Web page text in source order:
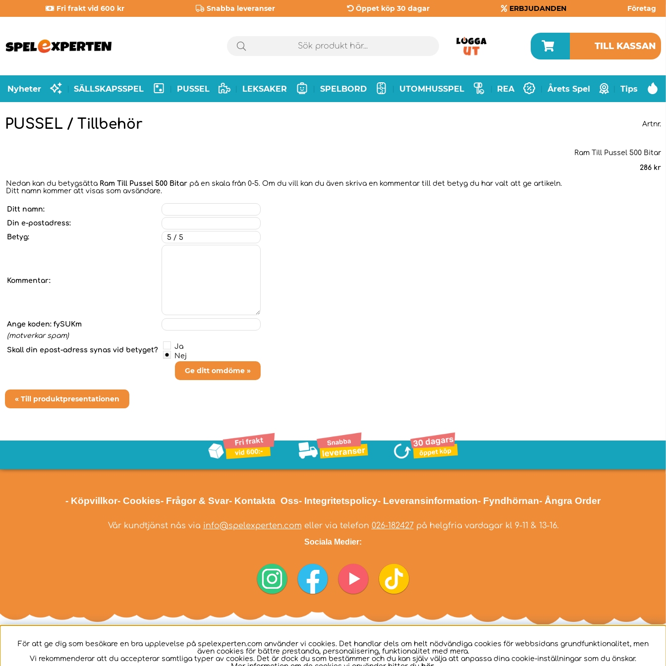
Fri frakt vid 600 kr Snabba leveranser Öppet köp 30 dagar ERBJUDANDEN Företag
TILL KASSAN
Nyheter SÄLLSKAPSSPEL PUSSEL LEKSAKER SPELBORD UTOMHUSSPEL REA Årets Spel Tips
PUSSEL / Tillbehör Artnr.
Ram Till Pussel 500 Bitar
286 kr
Nedan kan du betygsätta Ram Till Pussel 500 Bitar på en skala från 0-5. Om du vill kan du även skriva en kommentar till det betyg du har valt att ge artikeln.
Ditt namn kommer att visas som avsändare.
Ditt namn:
Din e-postadress:
Betyg:
Kommentar:
Ange koden: fySUKm
(motverkar spam)
Skall din epost-adress synas vid betyget?
Ja
Nej
Ge ditt omdöme »
« Till produktpresentationen
- Köpvillkor- Cookies- Frågor & Svar- Kontakta Oss- Integritetspolicy- Leveransinformation- Fyndhörnan- Ångra Order
Vår kundtjänst nås via info@spelexperten.com eller via telefon 026-182427på helgfria vardagar kl 9-11 & 13-16.
Sociala Medier:
För att ge dig som besökare en bra upplevelse på spelexperten.com använder vi cookies. Det handlar dels om helt nödvändiga cookies för webbsidans grundfunktionalitet, men
även cookies för bättre prestanda, personalisering, funktionalitet med mera.
Vi rekommenderar att du accepterar samtliga typer av cookies. Det är dock du som bestämmer och du kan själv välja att anpassa dina cookie-inställningar som du önskar.